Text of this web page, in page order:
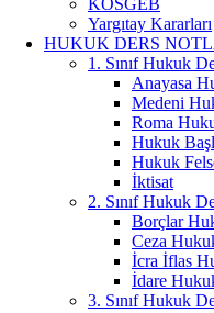
KOSGEB
Yargıtay Kararları
HUKUK DERS
1. Sınıf Hukuk
Anayasa
Medeni
Roma
Hukuk
Hukuk
İktisat
2. Sınıf Hukuk
Borçlar
Ceza
İcra İflas
İdare
3. Sınıf Hukuk